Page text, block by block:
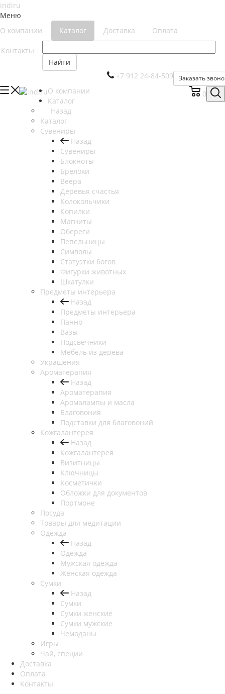
Меню
О компании
Каталог Доставка Оплата
Контакты
Найти
Заказать
+7 912 24-84-509
0
О компании
Каталог
Назад
Каталог
Сувениры
Назад
Сувениры
Блокноты
Брелоки
Веера
Деревья счастья
Колокольчики
Копилки
Магниты
Обереги
Пепельницы
Символы
Статуэтки богов
Фигурки животных
Шкатулки
Предметы интерьера
Назад
Предметы интерьера
Панно
Вазы
Подсвечники
Мебель из дерева
Украшения
Ароматерапия
Назад
Ароматерапия
Аромалампы и масла
Благовония
Подставки для благовоний
Кожгалантерея
Назад
Кожгалантерея
Визитницы
Ключницы
Косметички
Обложки для документов
Портмоне
Посуда
Товары для медитации
Одежда
Назад
Одежда
Мужская одежда
Женская одежда
Сумки
Назад
Сумки
Сумки женские
Сумки мужские
Чемоданы
Игры
Чай, специи
Доставка
Оплата
Контакты